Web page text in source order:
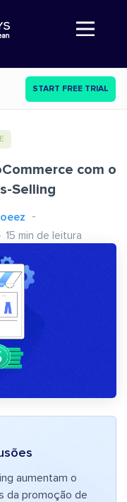
Abre a navegação
START FREE TRIAL
com o
Selling
15 min de leitura
aumentam o
da promoção de